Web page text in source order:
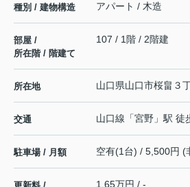
種別 / 建物構造 アパート / 木造
部屋 /
所在階 / 階建て
107 / 1階 / 2階建
所在地 山口県山口市桜畠 ３
交通 山口線 「宮野 」駅 徒
駐車場 / 月額 空有(1台) / 5,500円 (
1.65万円 / -